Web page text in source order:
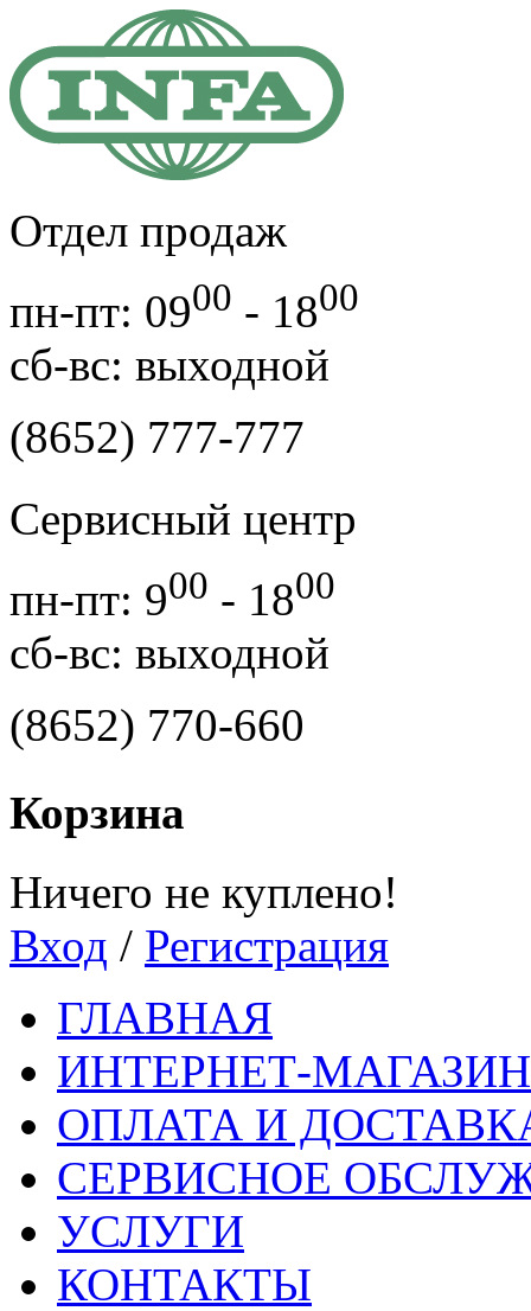
Отдел продаж
пн-пт: 0900 - 1800
cб-вс: выходной
(8652) 777-777
Сервисный центр
пн-пт: 900 - 1800
сб-вс: выходной
(8652) 770-660
Корзина
Ничего не куплено!
Вход / Регистрация
ГЛАВНАЯ
ИНТЕРНЕТ-МАГАЗИН
ОПЛАТА И
СЕРВИСНОЕ
УСЛУГИ
КОНТАКТЫ